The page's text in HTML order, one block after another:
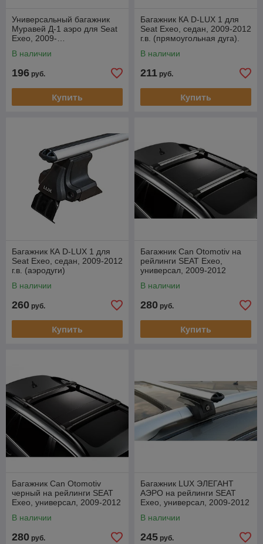
Универсальный багажник
Муравей Д-1 аэро для Seat
Exeo, 2009-…
В наличии
196 руб.
Купить
Багажник КА D-LUX 1 для
Seat Exeo, седан, 2009-2012
г.в. (прямоугольная дуга).
В наличии
211 руб.
Купить
Багажник КА D-LUX 1 для
Seat Exeo, седан, 2009-2012
г.в. (аэродуги)
В наличии
260 руб.
Купить
Багажник Can Otomotiv на
рейлинги SEAT Exeo,
универсал, 2009-2012
В наличии
280 руб.
Купить
Багажник Can Otomotiv
черный на рейлинги SEAT
Exeo, универсал, 2009-2012
В наличии
280 руб.
Багажник LUX ЭЛЕГАНТ
АЭРО на рейлинги SEAT
Exeo, универсал, 2009-2012
В наличии
245 руб.